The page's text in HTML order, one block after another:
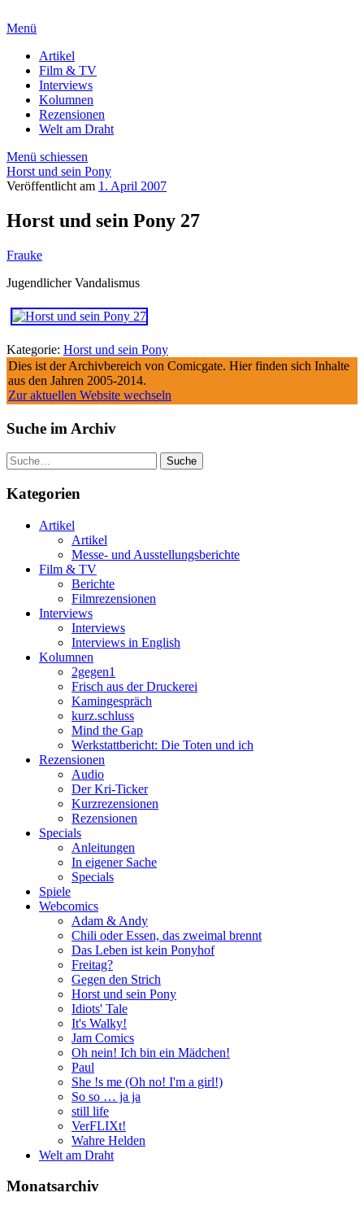
Menü
Artikel
Film & TV
Interviews
Kolumnen
Rezensionen
Welt am Draht
Menü schiessen
Horst und sein Pony
Veröffentlicht am 1. April 2007
Horst und sein Pony 27
Frauke
Jugendlicher Vandalismus
Kategorie: Horst und sein Pony
Dies ist der Archivbereich von Comicgate. Hier finden sich Inhalte
aus den Jahren 2005-2014.
Zur aktuellen Website wechseln
Suche im Archiv
Suche
Kategorien
Artikel
Artikel
Messe- und Ausstellungsberichte
Film & TV
Berichte
Filmrezensionen
Interviews
Interviews
Interviews in English
Kolumnen
2gegen1
Frisch aus der Druckerei
Kamingespräch
kurz.schluss
Mind the Gap
Werkstattbericht: Die Toten und ich
Rezensionen
Audio
Der Kri-Ticker
Kurzrezensionen
Rezensionen
Specials
Anleitungen
In eigener Sache
Specials
Spiele
Webcomics
Adam & Andy
Chili oder Essen, das zweimal brennt
Das Leben ist kein Ponyhof
Freitag?
Gegen den Strich
Horst und sein Pony
Idiots' Tale
It's Walky!
Jam Comics
Oh nein! Ich bin ein Mädchen!
Paul
She !s me (Oh no! I'm a girl!)
So so … ja ja
still life
VerFLIXt!
Wahre Helden
Welt am Draht
Monatsarchiv